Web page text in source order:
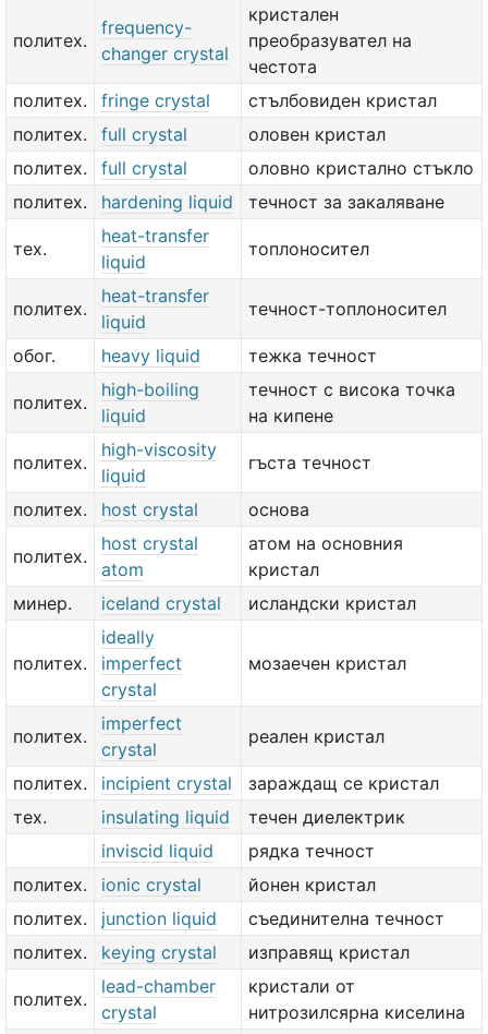
политех.
frequency-
changer crystal
кристален
преобразувател на
честота
политех.
fringe crystal
стълбовиден кристал
политех.
full crystal
оловен кристал
политех.
full crystal
оловно кристално стъкло
политех.
hardening liquid течност за закаляване
тех.
heat-transfer
liquid
топлоносител
политех.
heat-transfer
liquid
течност-топлоносител
обог. heavy liquid тежка течност
политех.
high-boiling
liquid
течност с висока точка
на кипене
политех.
high-viscosity
liquid
гъста течност
политех. host crystal основа
политех.
host crystal
atom
атом на основния
кристал
минер.
iceland crystal исландски кристал
политех.
ideally
imperfect
crystal
мозаечен кристал
политех.
imperfect
crystal
реален кристал
политех. incipient crystal
зараждащ се кристал
тех.
insulating liquid
течен диелектрик
inviscid liquid
рядка течност
политех.
ionic crystal
йонен кристал
политех.
junction liquid
съединителна течност
политех.
keying crystal изправящ кристал
политех.
lead-chamber
crystal
кристали от
нитрозилсярна киселина